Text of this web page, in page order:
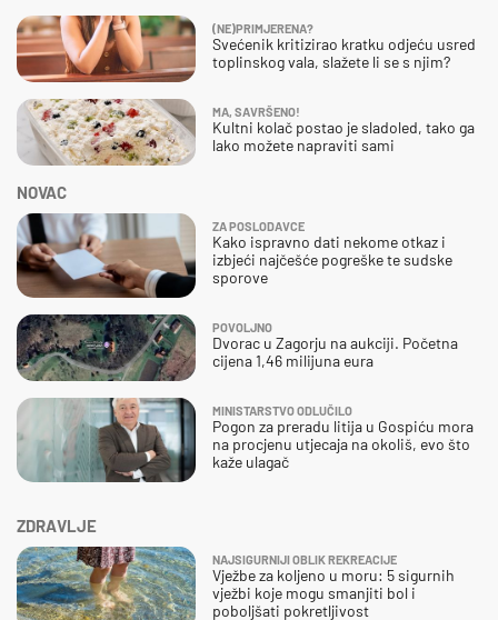
ZDRAVLJE
NAJSIGURNIJI OBLIK REKREACIJE
Vježbe za koljeno u moru: 5 sigurnih
vježbi koje mogu smanjiti bol i
poboljšati pokretljivost
NOVAC
ZA POSLODAVCE
Kako ispravno dati nekome otkaz i
izbjeći najčešće pogreške te sudske
sporove
POVOLJNO
Dvorac u Zagorju na aukciji. Početna
cijena 1,46 milijuna eura
MINISTARSTVO ODLUČILO
Pogon za preradu litija u Gospiću mora
na procjenu utjecaja na okoliš, evo što
kaže ulagač
(NE)PRIMJERENA?
Svećenik kritizirao kratku odjeću usred
toplinskog vala, slažete li se s njim?
MA, SAVRŠENO!
Kultni kolač postao je sladoled, tako ga
lako možete napraviti sami